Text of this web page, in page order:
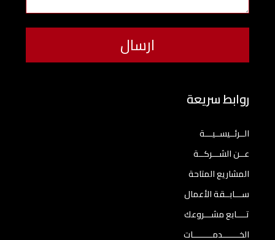
روابط سريعة
الــرئــيســيـــة
عــن الشـــركــة
المشاريع المتاحة
ســـابــقة الأعمال
تــــابع مشـــروعك
الخـــــــدمــــــــات